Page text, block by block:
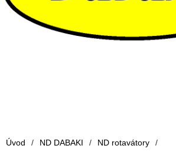
Úvod / ND DABAKI / ND rotavátory
/